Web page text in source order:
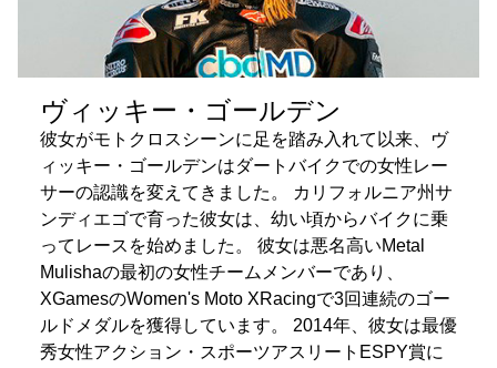
ヴィッキー・ゴールデン
彼女がモトクロスシーンに足を踏み入れて以来、ヴ
ィッキー・ゴールデンはダートバイクでの女性レー
サーの認識を変えてきました。 カリフォルニア州サ
ンディエゴで育った彼女は、幼い頃からバイクに乗
ってレースを始めました。 彼女は悪名高いMetal
Mulishaの最初の女性チームメンバーであり、
XGamesのWomen's Moto XRacingで3回連続のゴー
ルドメダルを獲得しています。 2014年、彼女は最優
秀女性アクション・スポーツアスリートESPY賞に